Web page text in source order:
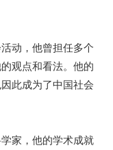
动，他曾担任多个
观点和看法。他的
此成为了中国社会
家，他的学术成就